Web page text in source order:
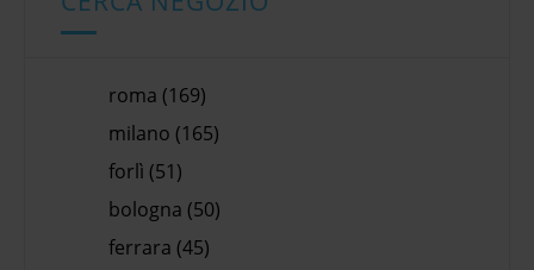
roma (169)
milano (165)
forlì (51)
bologna (50)
ferrara (45)